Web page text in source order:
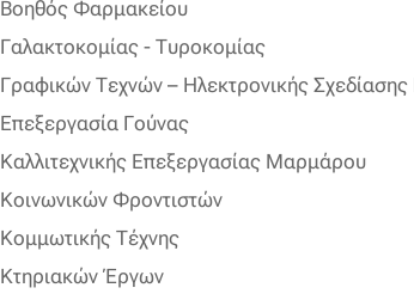
Βοηθός Φαρμακείου
Γαλακτοκομίας - Τυροκομίας
Γραφικών Τεχνών – Ηλεκτρονικής Σχεδίασης
Επεξεργασία Γούνας
Καλλιτεχνικής Επεξεργασίας Μαρμάρου
Κοινωνικών Φροντιστών
Κομμωτικής Τέχνης
Κτηριακών Έργων